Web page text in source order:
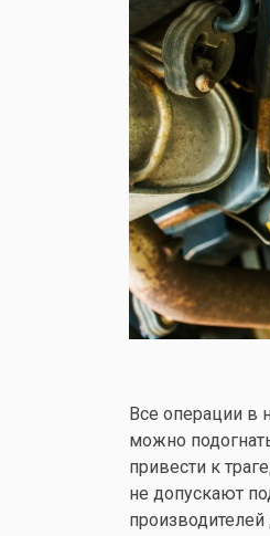
Все операции в
можно
привести к
не допускают